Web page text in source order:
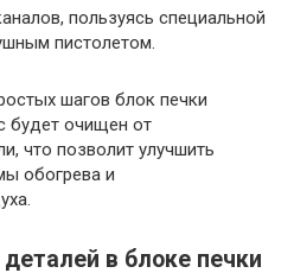
пользуясь специальной
пистолетом.
шагов блок печки
будет очищен от
что позволит улучшить
обогрева и
в блоке печки